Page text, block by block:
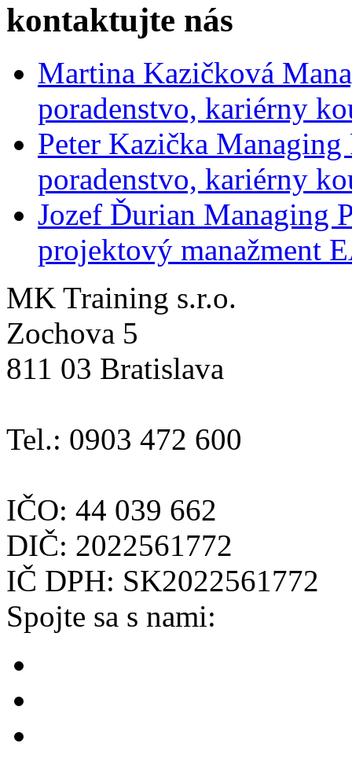
kontaktujte nás
Martina Kazičková
poradenstvo, kariérny
Peter Kazička
poradenstvo, kariérny
Jozef Ďurian Managing
projektový manažment
MK Training s.r.o.
Zochova 5
811 03 Bratislava
Tel.: 0903 472 600
IČO: 44 039 662
DIČ: 2022561772
IČ DPH: SK2022561772
Spojte sa s nami: